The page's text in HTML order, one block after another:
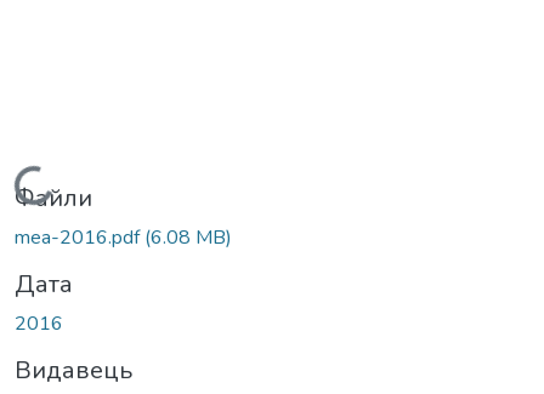
Вантажиться...
Файли
mea-2016.pdf(6.08 MB)
Дата
2016
Видавець